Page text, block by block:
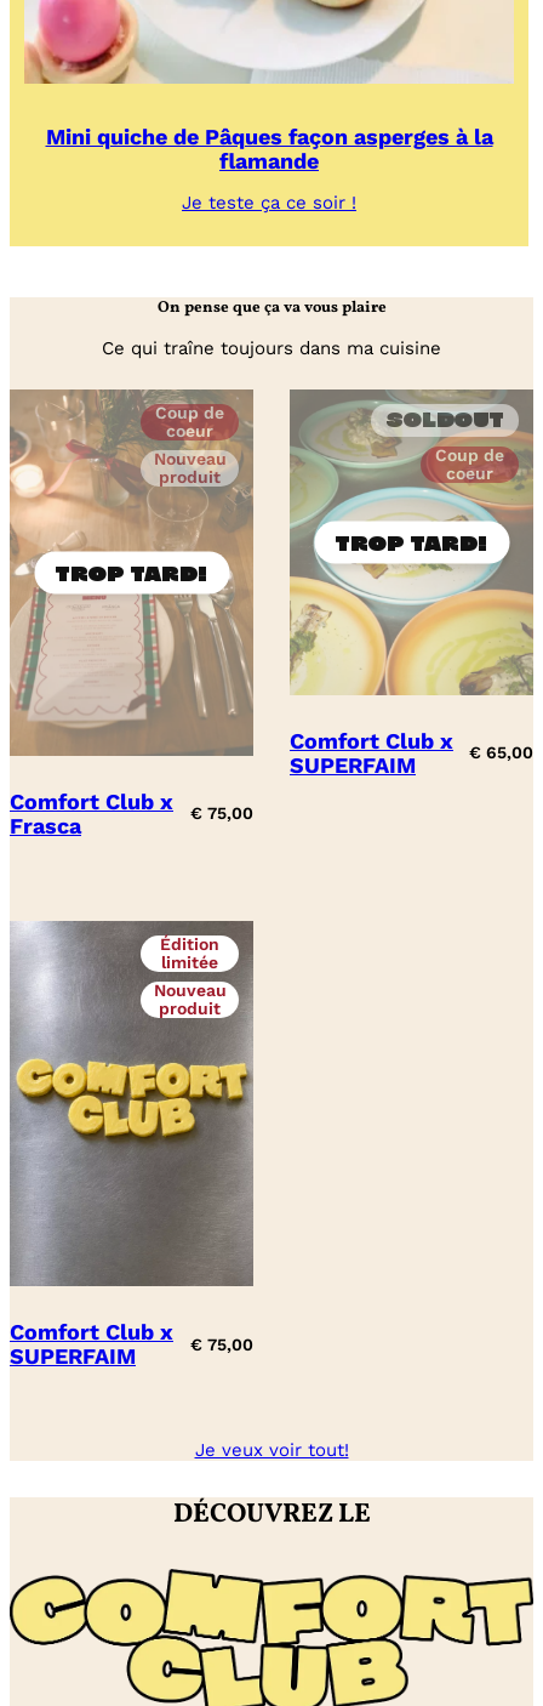
Mini quiche de Pâques façon asperges à la
flamande
Je teste ça ce soir !
quiche
façon
à
flamande
On pense que ça va vous plaire
Ce qui traîne toujours dans ma cuisine
Coup de
coeur
Nouveau
produit
Comfort Club x
Frasca
€ 75,00
Soldout
Coup de
coeur
Comfort Club x
SUPERFAIM
€ 65,00
Édition
limitée
Nouveau
produit
Comfort Club x
SUPERFAIM
€ 75,00
Je veux voir tout!
DÉCOUVREZ LE